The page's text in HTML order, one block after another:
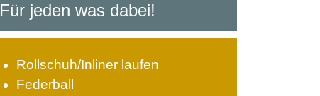
Für jeden was dabei!
Rollschuh/Inliner laufen
Federball